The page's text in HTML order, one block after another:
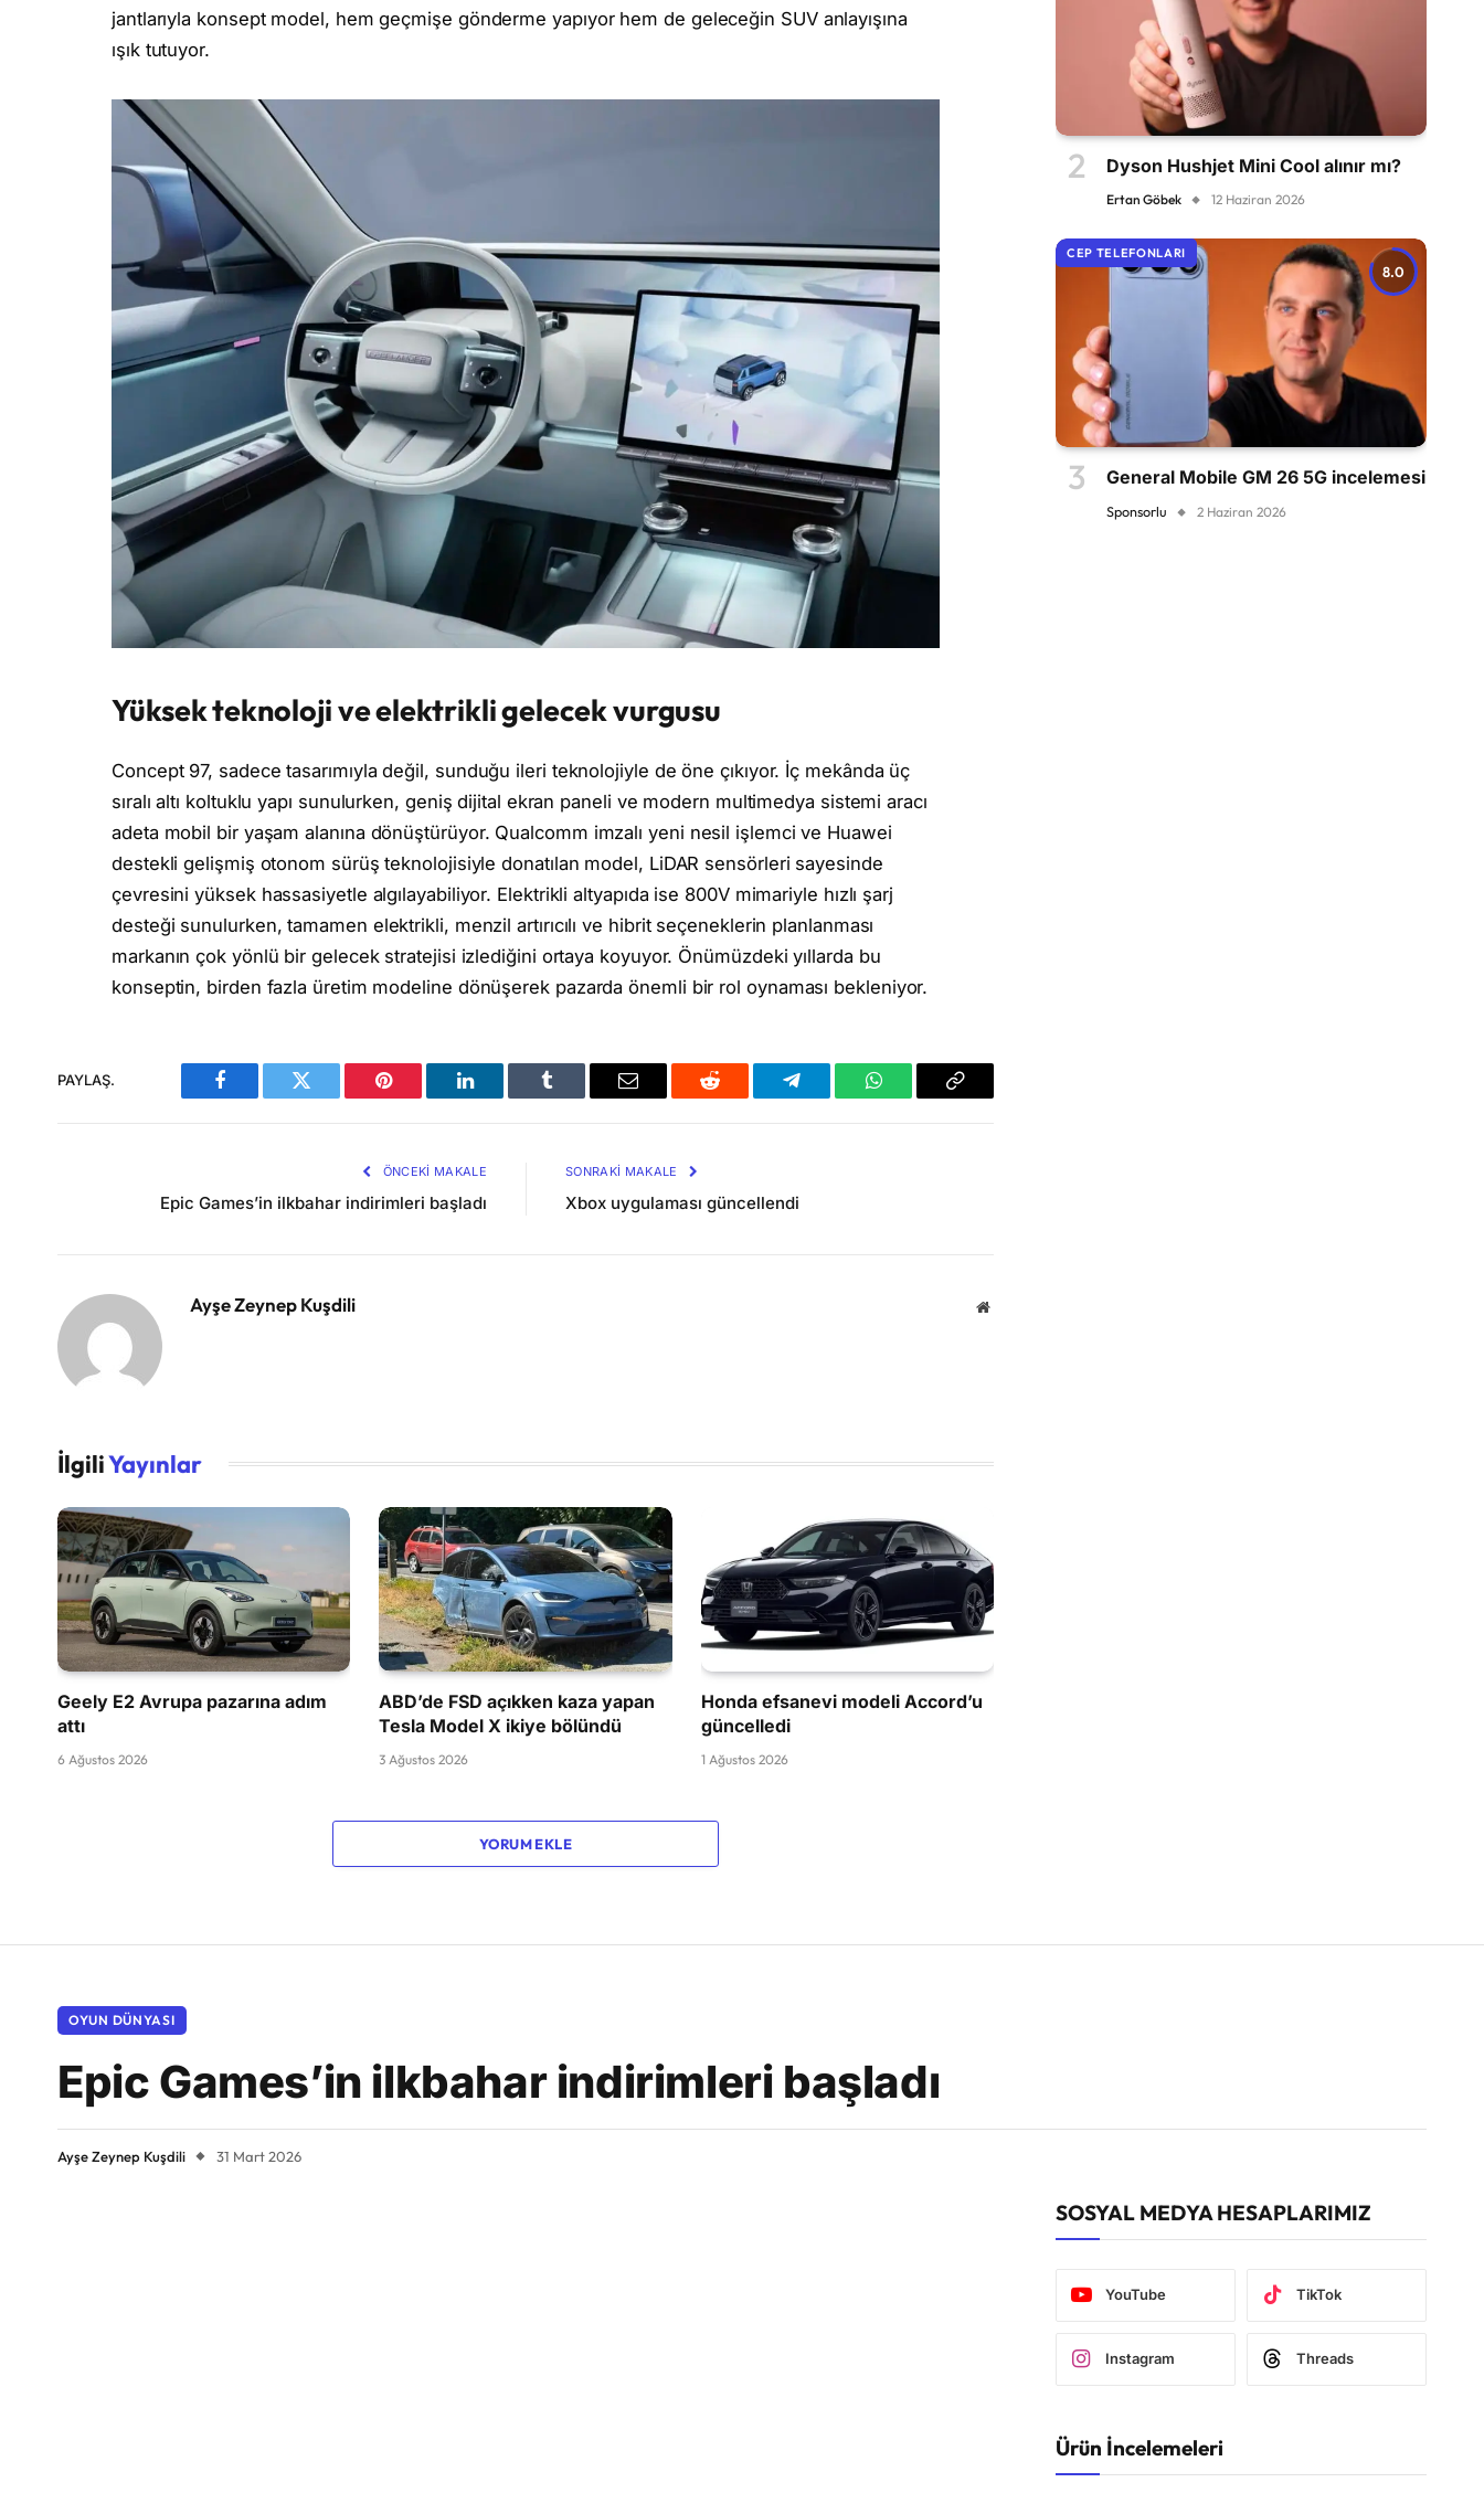
jantlarıyla konsept model, hem geçmişe gönderme yapıyor hem de geleceğin SUV anlayışına
ışık tutuyor.
Yüksek teknoloji ve elektrikli gelecek vurgusu
Concept 97, sadece tasarımıyla değil, sunduğu ileri teknolojiyle de öne çıkıyor. İç mekânda üç
sıralı altı koltuklu yapı sunulurken, geniş dijital ekran paneli ve modern multimedya sistemi aracı
adeta mobil bir yaşam alanına dönüştürüyor. Qualcomm imzalı yeni nesil işlemci ve Huawei
destekli gelişmiş otonom sürüş teknolojisiyle donatılan model, LiDAR sensörleri sayesinde
çevresini yüksek hassasiyetle algılayabiliyor. Elektrikli altyapıda ise 800V mimariyle hızlı şarj
desteği sunulurken, tamamen elektrikli, menzil artırıcılı ve hibrit seçeneklerin planlanması
markanın çok yönlü bir gelecek stratejisi izlediğini ortaya koyuyor. Önümüzdeki yıllarda bu
konseptin, birden fazla üretim modeline dönüşerek pazarda önemli bir rol oynaması bekleniyor.
PAYLAŞ.
Facebook Twitter Pinterest LinkedIn Tumblr Email Reddit Telegram WhatsAppBağlantıyı
ÖNCEKI MAKALE
Epic Games’in ilkbahar indirimleri başladı
SONRAKI MAKALE
Xbox uygulaması güncellendi
Ayşe Zeynep Kuşdili Website
İlgiliYayınlar
Geely E2 Avrupa pazarına adım
attı
6 Ağustos 2026
ABD’de FSD açıkken kaza yapan
Tesla Model X ikiye bölündü
3 Ağustos 2026
Honda efsanevi modeli Accord’u
güncelledi
1 Ağustos 2026
YORUM EKLE
Dyson Hushjet Mini Cool alınır mı?
Ertan Göbek 12 Haziran 2026
8.0
CEP TELEFONLARI
General Mobile GM 26 5G incelemesi
Sponsorlu 2 Haziran 2026
OYUN DÜNYASI
Epic Games’in ilkbahar indirimleri başladı
Ayşe Zeynep Kuşdili 31 Mart 2026
SOSYAL MEDYA HESAPLARIMIZ
YouTube TikTok
Instagram Threads
Ürün İncelemeleri